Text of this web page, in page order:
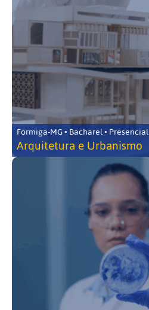
Formiga-MG • Bacharel • Presencial
Arquitetura e Urbanismo